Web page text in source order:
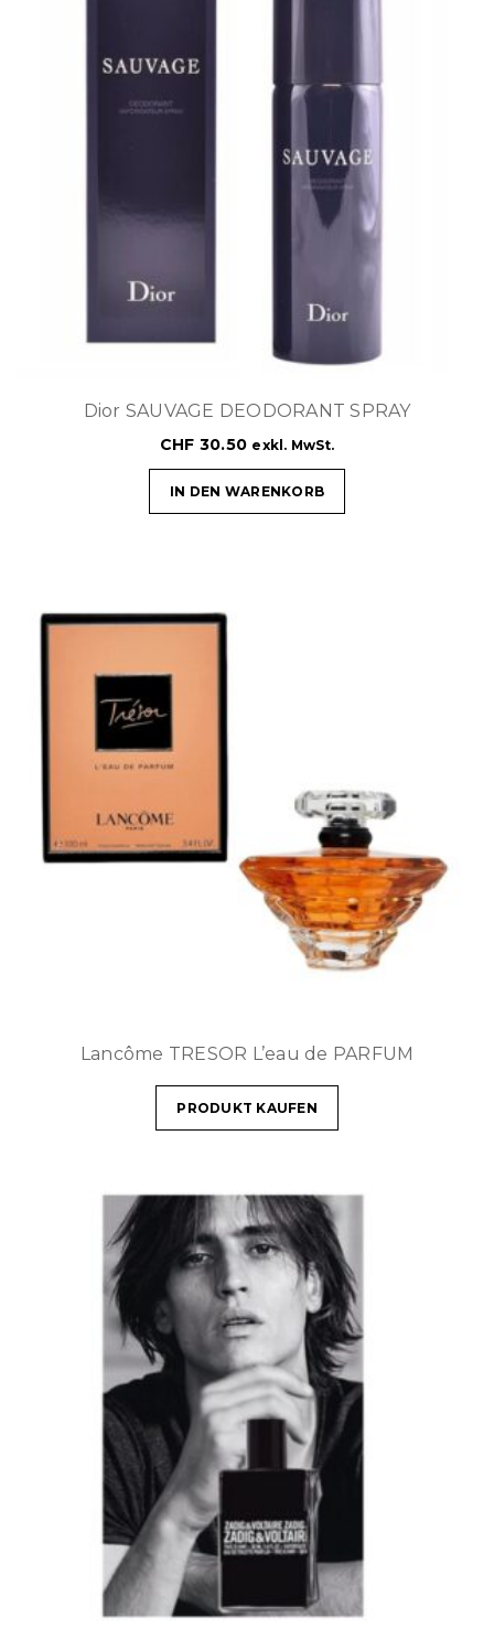
Dior SAUVAGE DEODORANT SPRAY
CHF 30.50 exkl. MwSt.
IN DEN WARENKORB
Lancôme TRESOR L’eau de PARFUM
PRODUKT KAUFEN